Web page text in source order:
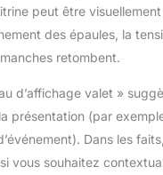
peut être
des épaules, la
retombent.
d’affichage valet »
présentation (par
Dans les
vous souhaitez